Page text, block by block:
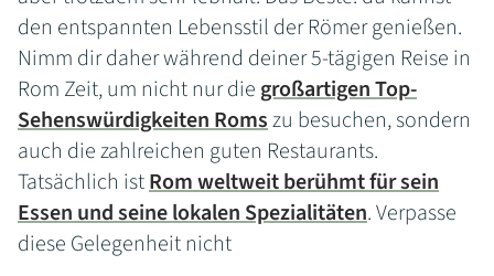
den entspannten Lebensstil der Römer genießen.
Nimm dir daher während deiner 5-tägigen Reise in
Rom Zeit, um nicht nur diegroßartigen Top-
Sehenswürdigkeiten Romszu besuchen, sondern
auch die zahlreichen guten Restaurants.
Tatsächlich istRom weltweit berühmt für sein
Essen und seine lokalen Spezialitäten. Verpasse
diese Gelegenheit nicht